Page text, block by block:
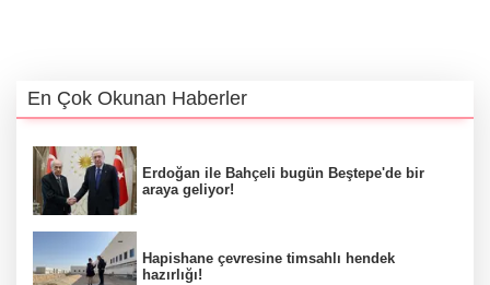
En Çok Okunan Haberler
Erdoğan ile Bahçeli bugün Beştepe'de bir
araya geliyor!
Hapishane çevresine timsahlı hendek
hazırlığı!